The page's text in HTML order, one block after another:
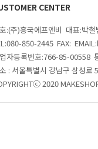
CENTER
:(주)흥국에프엔비 대표:박
850-2445 FAX:
자등록번호:766-85-00558
: 서울특별시 강남구 삼성로
2020